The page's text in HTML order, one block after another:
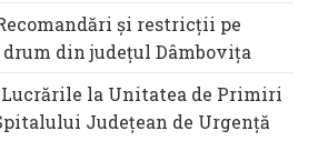
și restricții pe
drum din județul Dâmbovița
Lucrările la Unitatea de Primiri
Județean de Urgență